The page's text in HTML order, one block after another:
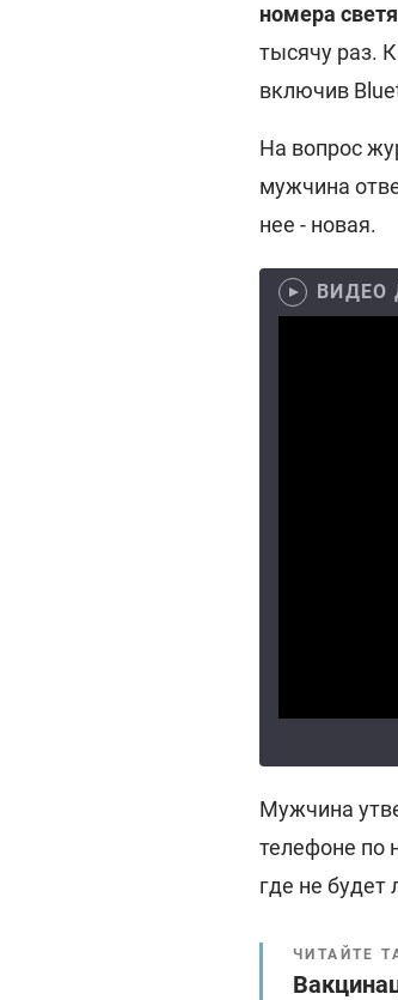
номера
тысячу раз.
включив
На вопрос
мужчина
нее - новая.
ВИДЕО
Мужчина
телефоне по
где не будет
ЧИТАЙТЕ